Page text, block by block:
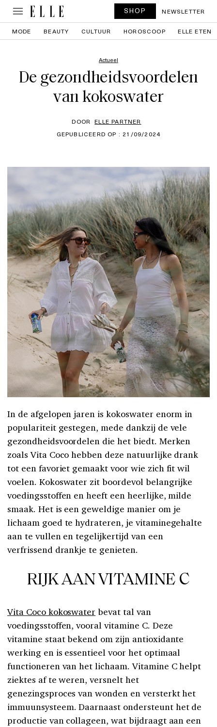
SHOP NEWSLETTER
MODE BEAUTY CULTUUR HOROSCOOP ELLE ETEN
Actueel
De gezondheidsvoordelen
van kokoswater
DOOR ELLE PARTNER
GEPUBLICEERD OP : 21/09/2024
In de afgelopen jaren is kokoswater enorm in
populariteit gestegen, mede dankzij de vele
gezondheidsvoordelen die het biedt. Merken
zoals Vita Coco hebben deze natuurlijke drank
tot een favoriet gemaakt voor wie zich fit wil
voelen. Kokoswater zit boordevol belangrijke
voedingsstoffen en heeft een heerlijke, milde
smaak. Het is een geweldige manier om je
lichaam goed te hydrateren, je vitaminegehalte
aan te vullen en tegelijkertijd van een
verfrissend drankje te genieten.
RIJK AAN VITAMINE C
Vita Coco kokoswater bevat tal van
voedingsstoffen, vooral vitamine C. Deze
vitamine staat bekend om zijn antioxidante
werking en is essentieel voor het optimaal
functioneren van het lichaam. Vitamine C helpt
ziektes af te weren, versnelt het
genezingsproces van wonden en versterkt het
immuunsysteem. Daarnaast ondersteunt het de
productie van collageen, wat bijdraagt aan een